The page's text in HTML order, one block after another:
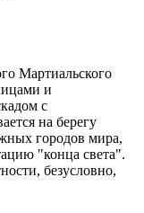
Мартиальского
и
с
на берегу
городов мира,
"конца света".
безусловно,